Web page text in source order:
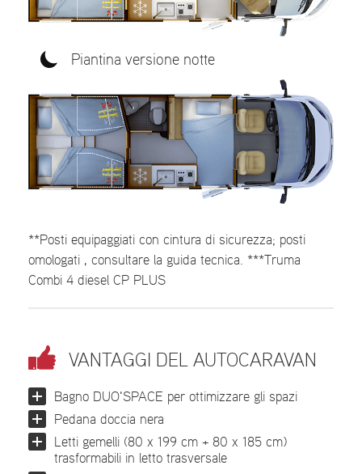
Piantina versione notte
**Posti equipaggiati con cintura di sicurezza; posti
omologati , consultare la guida tecnica. ***Truma
Combi 4 diesel CP PLUS
VANTAGGI DEL AUTOCARAVAN
Bagno DUO'SPACE per ottimizzare gli spazi
Pedana doccia nera
Letti gemelli (80 x 199 cm + 80 x 185 cm)
trasformabili in letto trasversale